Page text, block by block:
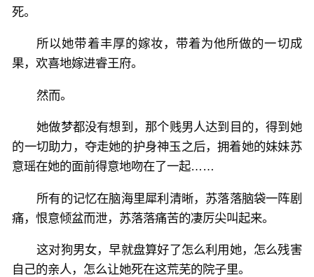
死。
所以她带着丰厚的嫁妆，带着为他所做的一切成
果，欢喜地嫁进睿王府。
然而。
她做梦都没有想到，那个贱男人达到目的，得到她
的一切助力，夺走她的护身神玉之后，拥着她的妹妹苏
意瑶在她的面前得意地吻在了一起……
所有的记忆在脑海里犀利清晰，苏落落脑袋一阵剧
痛，恨意倾盆而泄，苏落落痛苦的凄厉尖叫起来。
这对狗男女，早就盘算好了怎么利用她，怎么残害
自己的亲人，怎么让她死在这荒芜的院子里。